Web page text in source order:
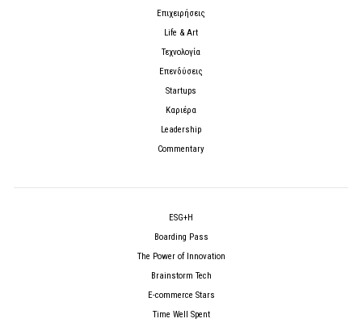
Επιχειρήσεις
Life & Art
Τεχνολογία
Επενδύσεις
Startups
Καριέρα
Leadership
Commentary
ESG+H
Boarding Pass
The Power of Innovation
Brainstorm Tech
E-commerce Stars
Time Well Spent